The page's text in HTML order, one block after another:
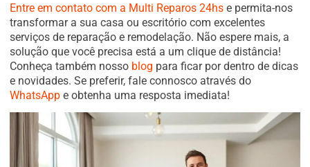
Entre em contato com a Multi Reparos 24hs e permita-nos
transformar a sua casa ou escritório com excelentes
serviços de reparação e remodelação. Não espere mais, a
solução que você precisa está a um clique de distância!
Conheça também nosso blog para ficar por dentro de dicas
e novidades. Se preferir, fale connosco através do
WhatsApp e obtenha uma resposta imediata!